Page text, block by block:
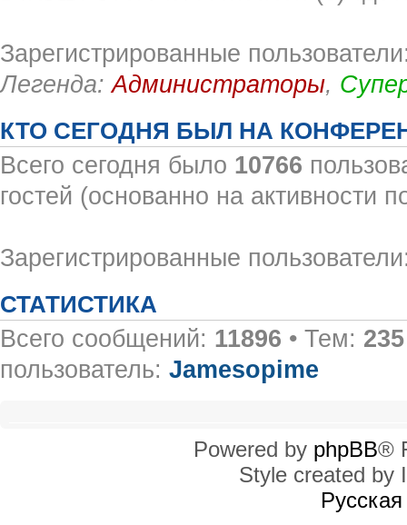
Зарегистрированные
Легенда:Администраторы,
КТО СЕГОДНЯ БЫЛ НА
Всего сегодня было 10766
гостей (основанно на активности
Зарегистрированные
СТАТИСТИКА
Всего сообщений: 11896 • Тем: 235
пользователь: Jamesopime
Powered by phpBB®
Style created by